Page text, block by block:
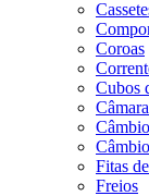
Coroas
Cubos
Fitas
Freios